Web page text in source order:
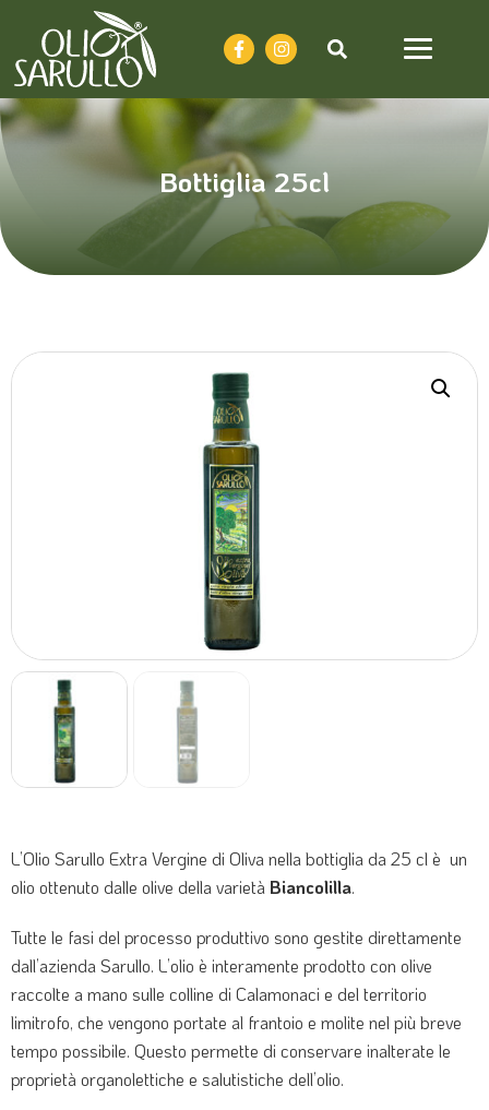
Bottiglia 25cl
L’Olio Sarullo Extra Vergine di Oliva nella bottiglia da 25 cl è un
olio ottenuto dalle olive della varietà Biancolilla.
Tutte le fasi del processo produttivo sono gestite direttamente
dall’azienda Sarullo. L’olio è interamente prodotto con olive
raccolte a mano sulle colline di Calamonaci e del territorio
limitrofo, che vengono portate al frantoio e molite nel più breve
tempo possibile. Questo permette di conservare inalterate le
proprietà organolettiche e salutistiche dell’olio.